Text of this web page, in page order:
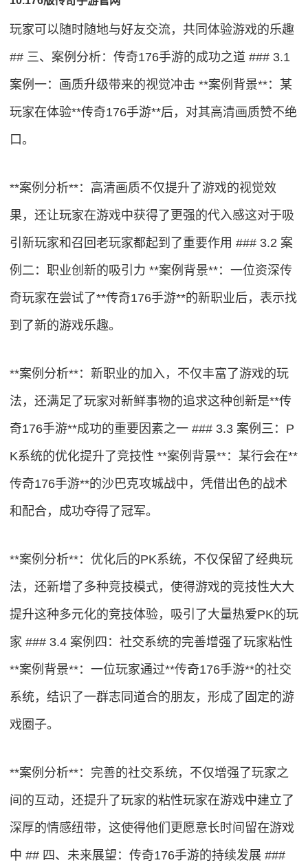
玩家可以随时随地与好友交流，共同体验游戏的乐趣
## 三、案例分析：传奇176手游的成功之道 ### 3.1
案例一：画质升级带来的视觉冲击 **案例背景**：某
玩家在体验**传奇176手游**后，对其高清画质赞不绝
口。
**案例分析**：高清画质不仅提升了游戏的视觉效
果，还让玩家在游戏中获得了更强的代入感这对于吸
引新玩家和召回老玩家都起到了重要作用 ### 3.2 案
例二：职业创新的吸引力 **案例背景**：一位资深传
奇玩家在尝试了**传奇176手游**的新职业后，表示找
到了新的游戏乐趣。
**案例分析**：新职业的加入，不仅丰富了游戏的玩
法，还满足了玩家对新鲜事物的追求这种创新是**传
奇176手游**成功的重要因素之一 ### 3.3 案例三：P
K系统的优化提升了竞技性 **案例背景**：某行会在**
传奇176手游**的沙巴克攻城战中，凭借出色的战术
和配合，成功夺得了冠军。
**案例分析**：优化后的PK系统，不仅保留了经典玩
法，还新增了多种竞技模式，使得游戏的竞技性大大
提升这种多元化的竞技体验，吸引了大量热爱PK的玩
家 ### 3.4 案例四：社交系统的完善增强了玩家粘性
**案例背景**：一位玩家通过**传奇176手游**的社交
系统，结识了一群志同道合的朋友，形成了固定的游
戏圈子。
**案例分析**：完善的社交系统，不仅增强了玩家之
间的互动，还提升了玩家的粘性玩家在游戏中建立了
深厚的情感纽带，这使得他们更愿意长时间留在游戏
中 ## 四、未来展望：传奇176手游的持续发展 ###